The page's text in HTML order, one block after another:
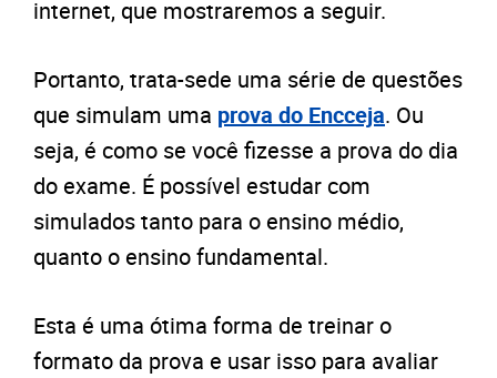
internet, que mostraremos a seguir.
Portanto, trata-sede uma série de questões
que simulam uma prova do Encceja. Ou
seja, é como se você fizesse a prova do dia
do exame. É possível estudar com
simulados tanto para o ensino médio,
quanto o ensino fundamental.
Esta é uma ótima forma de treinar o
formato da prova e usar isso para avaliar